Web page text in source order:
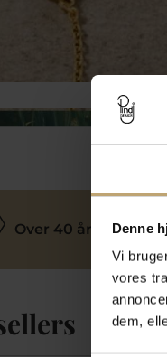
Denne
Vi
vores
dem,
Over 40 års erfaring